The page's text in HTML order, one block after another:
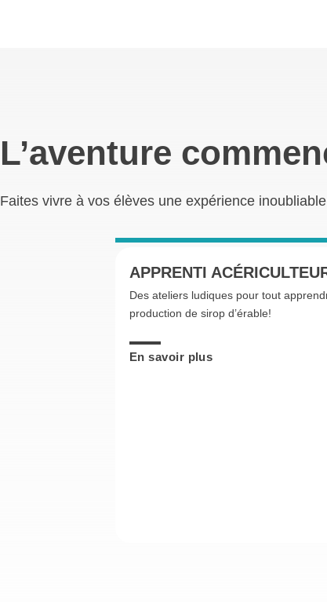
L’aventure
Faites vivre à vos élèves une expérience
APPRENTI
Des ateliers ludiques pour tout
production de sirop d’érable!
En savoir plus